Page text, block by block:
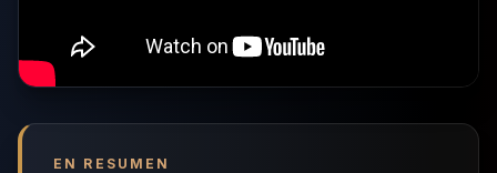
EN RESUMEN